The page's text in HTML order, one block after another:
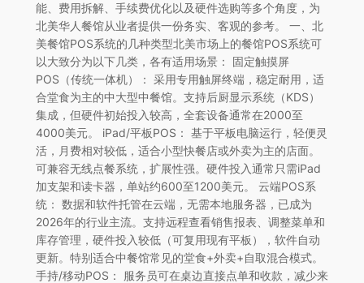
能、费用拆解、手续费优化以及硬件选购等多个角度，为
北美华人餐馆从业者提供一份务实、客观的参考。 一、北
美餐馆POS系统的几种类型北美市场上的餐馆POS系统可
以大致分为以下几类，各有适用场景： 固定触摸屏
POS（传统一体机）： 采用专用触屏终端，稳定耐用，适
合堂食为主的中大型中餐馆。支持后厨显示系统（KDS）
集成，但硬件初始投入较高，全套设备通常在2000至
4000美元。 iPad/平板POS： 基于平板电脑运行，轻便灵
活，月费相对较低，适合小型快餐店或外卖为主的店面。
可兼容无线点餐系统，扩展性强。硬件投入通常只需iPad
加支架和读卡器，单站约600至1200美元。 云端POS系
统： 数据和软件托管在云端，无需本地服务器，已成为
2026年的行业主流。支持远程查看销售报表、调整菜单和
库存管理，硬件投入较低（可复用现有平板），软件自动
更新。特别适合中餐馆常见的堂食+外卖+自取混合模式。
手持/移动POS： 服务员可在桌边直接点单和收款，减少来